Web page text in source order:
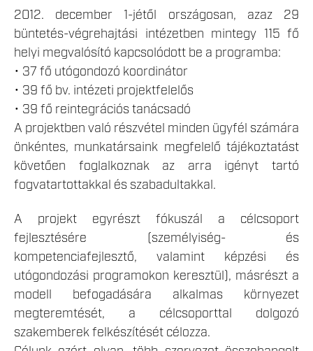
2012. december 1-jétől országosan, azaz 29
büntetés-végrehajtási intézetben mintegy 115 fő
helyi megvalósító kapcsolódott be a programba:
• 37 fő utógondozó koordinátor
• 39 fő bv. intézeti projektfelelős
• 39 fő reintegrációs tanácsadó
A projektben való részvétel minden ügyfél számára
önkéntes, munkatársaink megfelelő tájékoztatást
követően foglalkoznak az arra igényt tartó
fogvatartottakkal és szabadultakkal.
A projekt egyrészt fókuszál a célcsoport
fejlesztésére (személyiség- és
kompetenciafejlesztő, valamint képzési és
utógondozási programokon keresztül), másrészt a
modell befogadására alkalmas környezet
megteremtését, a célcsoporttal dolgozó
szakemberek felkészítését célozza.